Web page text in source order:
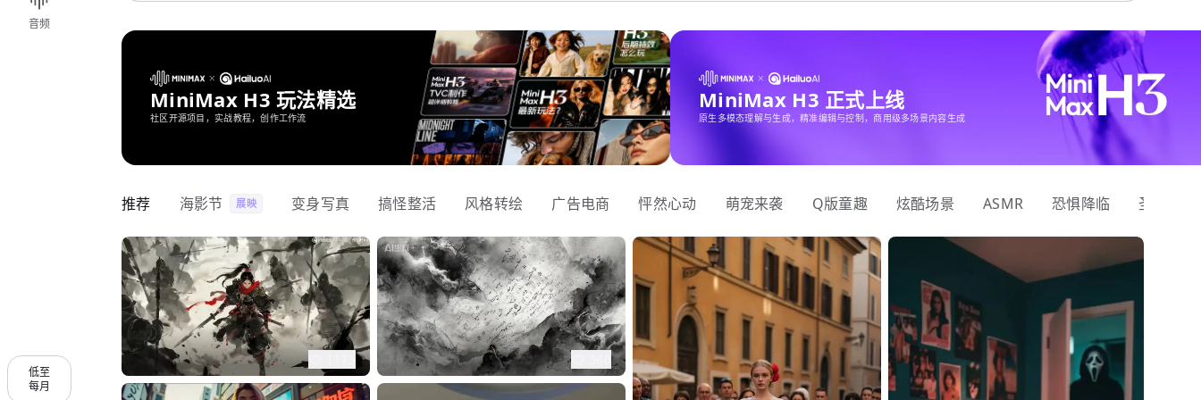
音频
低至
每月
MiniMax H3 玩法精选
社区开源项目，实战教程，创作工作流
MiniMax H3 正式上线
原生多模态理解与生成，精准编辑与控制，商用级多场景内容生成
推荐 海影节 展映 变身写真 搞怪整活 风格转绘 广告电商 怦然心动 萌宠来袭 Q版童趣 炫酷场景 ASMR 恐惧降临 圣诞狂欢